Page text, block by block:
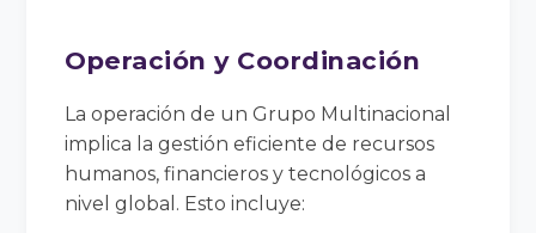
Operación y Coordinación
La operación de un Grupo Multinacional
implica la gestión eficiente de recursos
humanos, financieros y tecnológicos a
nivel global. Esto incluye: